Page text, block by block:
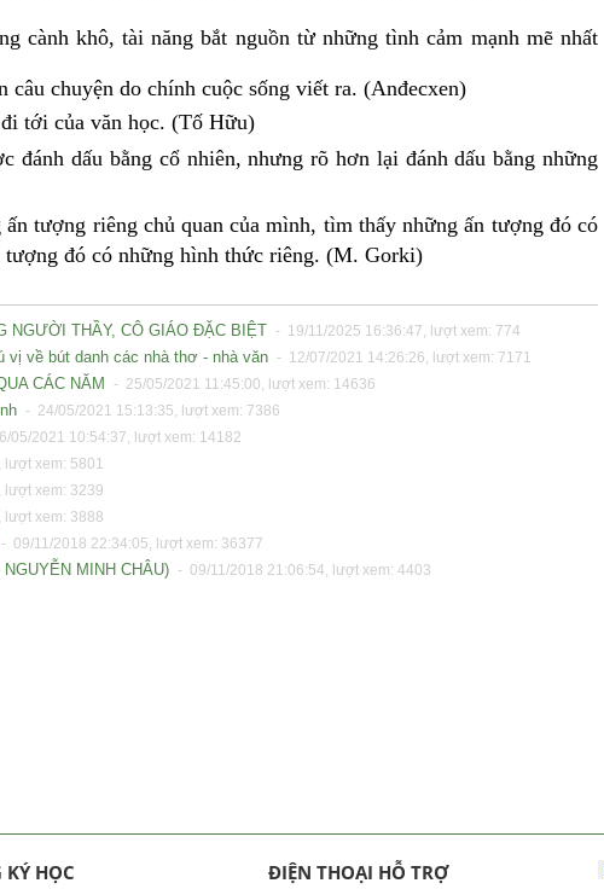
cành khô, tài năng bắt nguồn từ những tình cảm mạnh mẽ nhất
câu chuyện do chính cuộc sống viết ra. (Anđecxen)
tới của văn học. (Tố Hữu)
đánh dấu bằng cổ nhiên, nhưng rõ hơn lại đánh dấu bằng những
tượng riêng chủ quan của mình, tìm thấy những ấn tượng đó có
đó có những hình thức riêng. (M. Gorki)
NGƯỜI THẦY, CÔ GIÁO ĐẶC BIỆT - 19/11/2025 16:36:47, lượt xem: 774
vị về bút danh các nhà thơ - nhà văn - 12/07/2021 14:26:26, lượt xem: 7171
CÁC NĂM - 25/05/2021 11:45:00, lượt xem: 14636
- 24/05/2021 15:13:35, lượt xem: 7386
05/2021 10:54:37, lượt xem: 14182
lượt xem: 5801
lượt xem: 3239
lượt xem: 3888
- 09/11/2018 22:34:05, lượt xem: 36377
MINH CHÂU) - 09/11/2018 21:06:54, lượt xem: 4403
HỌC ĐIỆN THOẠI HỖ TRỢ